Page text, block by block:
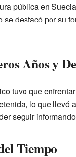
pública en
se destacó por su
Años y
tuvo que
lo que llevó
seguir
Tiempo